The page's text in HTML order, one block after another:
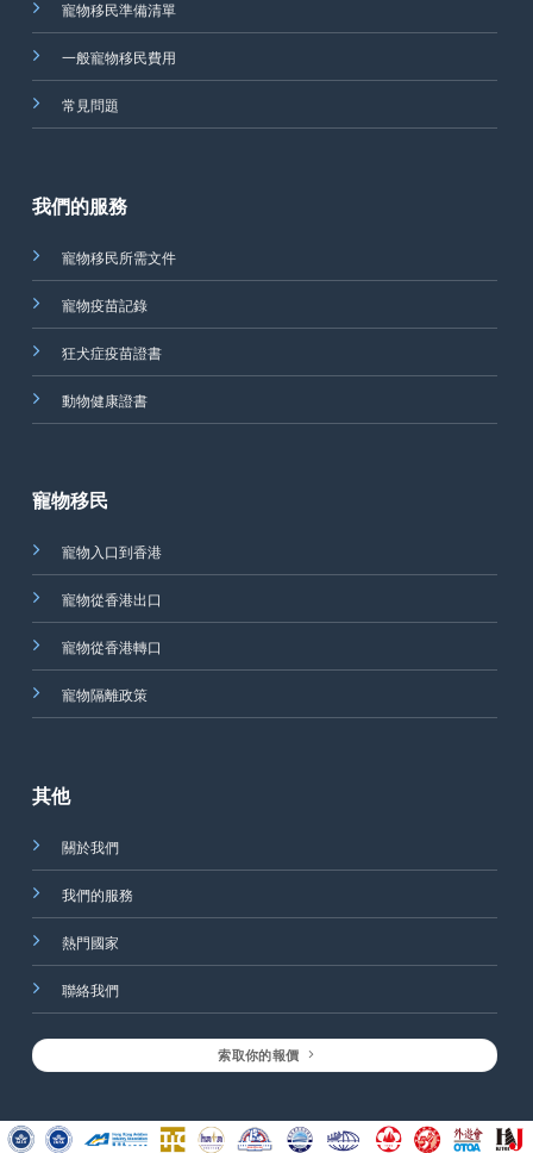
寵物移民準備清單
一般寵物移民費用
常見問題
我們的服務
寵物移民所需文件
寵物疫苗記錄
狂犬症疫苗證書
動物健康證書
寵物移民
寵物入口到香港
寵物從香港出口
寵物從香港轉口
寵物隔離政策
其他
關於我們
我們的服務
熱門國家
聯絡我們
索取你的報價